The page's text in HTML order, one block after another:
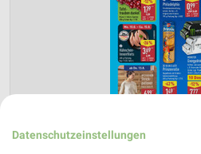
Datenschutzeinstellungen